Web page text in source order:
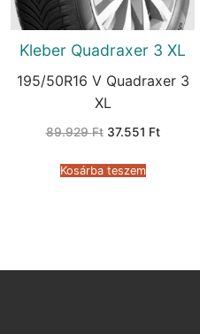
Kleber Quadraxer 3 XL
195/50R16 V Quadraxer 3
XL
89.929Ft Original
89.929 Ft.
37.551 FtCurrent
Kosárba teszem